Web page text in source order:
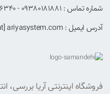
شماره تماس : 09380181881 - 09123476340
آدرس ایمیل : info [at] ariyasystem.com
فروشگاه اینترنتی آریا بررسی،